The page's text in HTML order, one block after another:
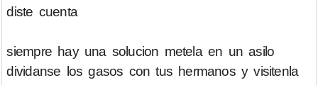
diste cuenta
siempre hay una solucion metela en un asilo
dividanse los gasos con tus hermanos y visitenla